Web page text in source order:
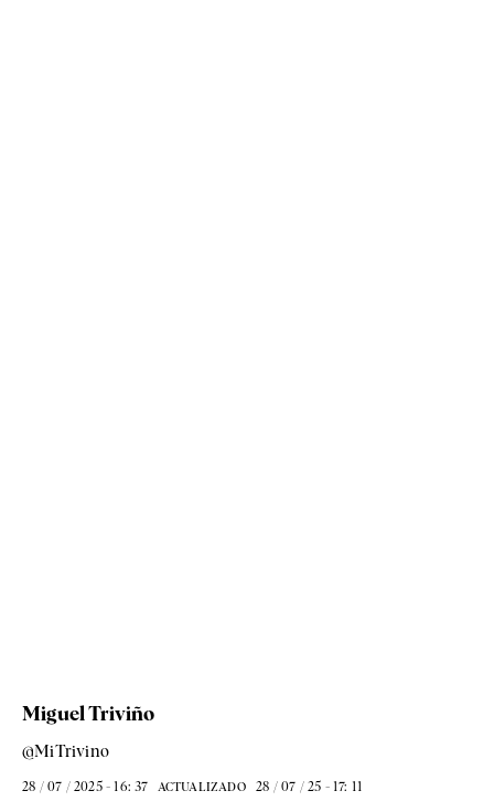
Miguel Triviño
@MiTrivino
28 / 07 / 2025 - 16: 37 ACTUALIZADO 28 / 07 / 25 - 17: 11